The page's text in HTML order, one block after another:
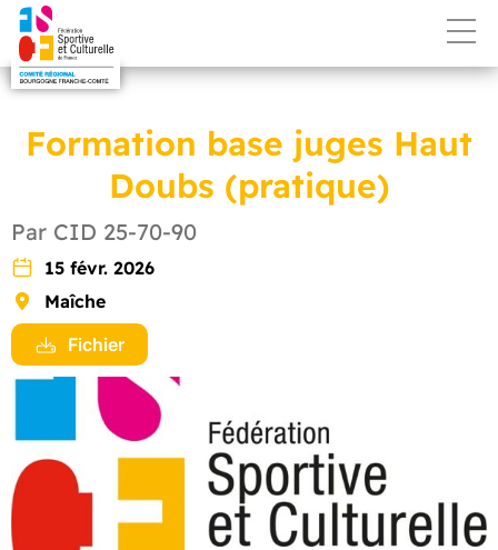
Formation base juges Haut
Doubs (pratique)
Par CID 25-70-90
15 févr. 2026
Maîche
Fichier